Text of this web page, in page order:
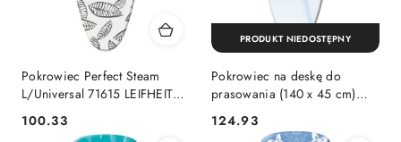
Pokrowiec Perfect Steam
L/Universal 71615 LEIFHEIT
LEIFHEIT
Cena:
100.33
Pokrowiec na deskę do
prasowania (140 x 45 cm)
71612 LEIFHEIT LEIFHEIT
Cena:
124.93
PRODUKT NIEDOSTĘPNY